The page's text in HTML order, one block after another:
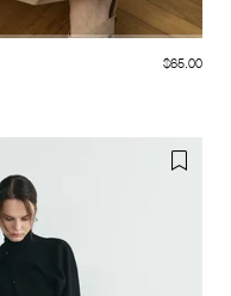
$65.00